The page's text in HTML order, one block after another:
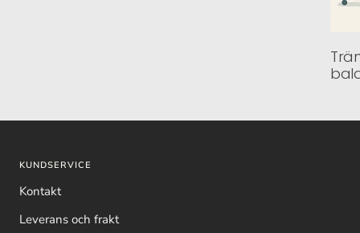
KUNDSERVICE
Kontakt
Leverans och frakt